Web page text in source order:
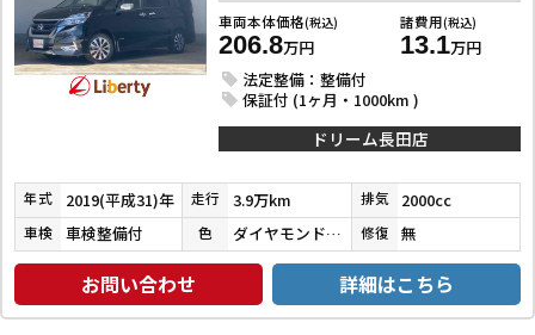
車両本体価格(税込)
206.8万円
諸費用(税込)
13.1万円
法定整備：整備付
保証付 (1ヶ月・1000km )
ドリーム長田店
年式 2019(平成31)年 走行 3.9万km 排気 2000cc
車検 車検整備付 色 ダイヤモンドブラックパール 修復 無
お問い合わせ 詳細はこちら